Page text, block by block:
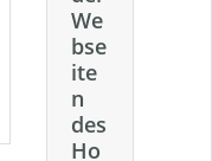
We
bse
ite
n
des
Ho